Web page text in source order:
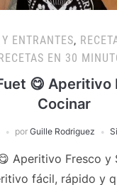
ENTRANTES,
EN 30
😋 Aperitivo
Cocinar
por Guille Rodriguez
Aperitivo Fresco y
fácil, rápido y